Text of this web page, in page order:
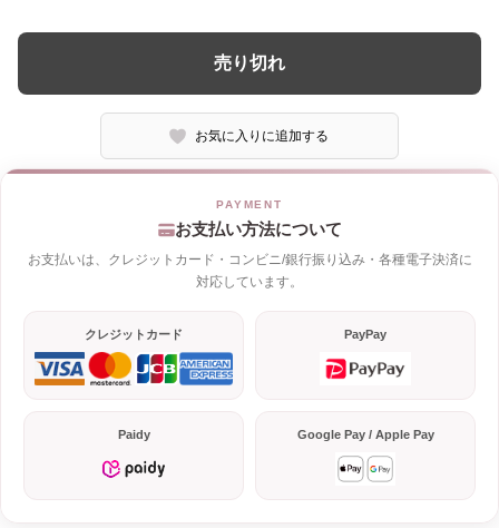
売り切れ
お気に入りに追加する
お支払い方法について
お支払いは、クレジットカード・コンビニ/銀行振り込み・各種電子決済に
対応しています。
クレジットカード PayPay
Paidy Google Pay / Apple Pay